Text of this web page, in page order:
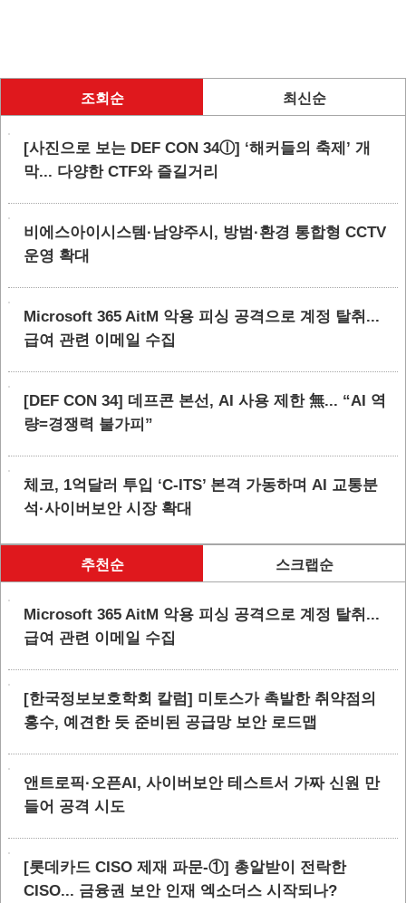
조회순 최신순
[사진으로 보는 DEF CON 34ⓛ] ‘해커들의 축제’ 개
막... 다양한 CTF와 즐길거리
비에스아이시스템·남양주시, 방범·환경 통합형 CCTV
운영 확대
Microsoft 365 AitM 악용 피싱 공격으로 계정 탈취...
급여 관련 이메일 수집
[DEF CON 34] 데프콘 본선, AI 사용 제한 無... “AI 역
량=경쟁력 불가피”
체코, 1억달러 투입 ‘C-ITS’ 본격 가동하며 AI 교통분
석·사이버보안 시장 확대
추천순 스크랩순
Microsoft 365 AitM 악용 피싱 공격으로 계정 탈취...
급여 관련 이메일 수집
[한국정보보호학회 칼럼] 미토스가 촉발한 취약점의
홍수, 예견한 듯 준비된 공급망 보안 로드맵
앤트로픽·오픈AI, 사이버보안 테스트서 가짜 신원 만
들어 공격 시도
[롯데카드 CISO 제재 파문-①] 총알받이 전락한
CISO... 금융권 보안 인재 엑소더스 시작되나?